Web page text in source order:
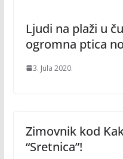
Ljudi na plaži u
ogromna ptica
3. Jula 2020.
Zimovnik kod
“Sretnica”!